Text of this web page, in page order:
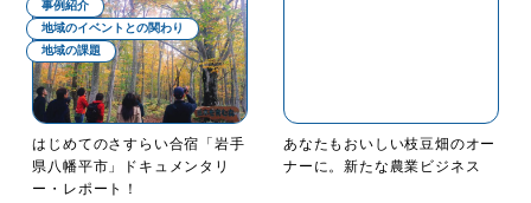
事例紹介
地域のイベントとの関わり
地域の課題
はじめてのさすらい合宿「岩手
県八幡平市」ドキュメンタリ
ー・レポート！
あなたもおいしい枝豆畑のオー
ナーに。新たな農業ビジネス